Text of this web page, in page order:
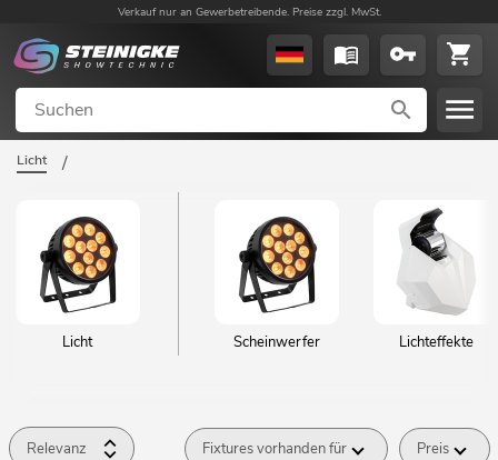
Verkauf nur an Gewerbetreibende. Preise zzgl. MwSt.
Licht /
Licht Scheinwerfer Lichteffekte
Relevanz Fixtures vorhanden für Preis